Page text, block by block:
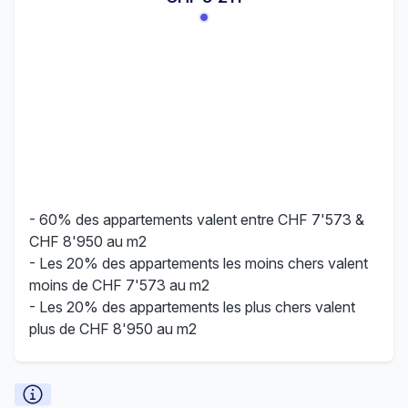
- 60% des appartements valent entre CHF 7'573 &
CHF 8'950 au m2
- Les 20% des appartements les moins chers valent
moins de CHF 7'573 au m2
- Les 20% des appartements les plus chers valent
plus de CHF 8'950 au m2